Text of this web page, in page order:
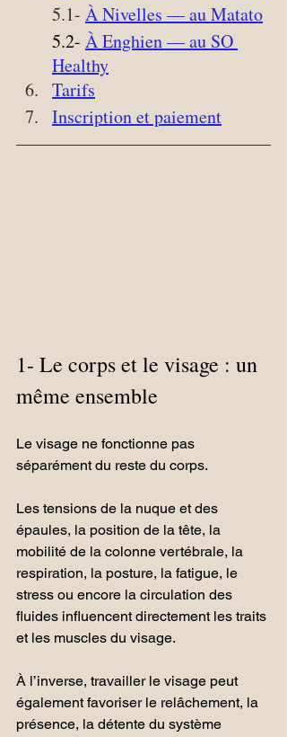
5.1- À Nivelles — au Matato
5.2- À Enghien — au SO
Healthy
Tarifs
Inscription et paiement
1- Le corps et le visage : un
même ensemble
Le visage ne fonctionne pas
séparément du reste du corps.
Les tensions de la nuque et des
épaules, la position de la tête, la
mobilité de la colonne vertébrale, la
respiration, la posture, la fatigue, le
stress ou encore la circulation des
fluides influencent directement les traits
et les muscles du visage.
À l’inverse, travailler le visage peut
également favoriser le relâchement, la
présence, la détente du système